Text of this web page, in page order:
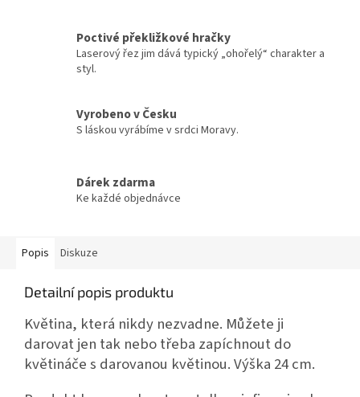
Poctivé překližkové hračky
Laserový řez jim dává typický „ohořelý“ charakter a
styl.
Vyrobeno v Česku
S láskou vyrábíme v srdci Moravy.
Dárek zdarma
Ke každé objednávce
Popis Diskuze
Detailní popis produktu
Květina, která nikdy nezvadne. Můžete ji
darovat jen tak nebo třeba zapíchnout do
květináče s darovanou květinou. Výška 24 cm.